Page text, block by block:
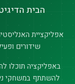
הבית
אפליקציית
שידורים
באפליקציה תוכלו
להשתתף במשחקי